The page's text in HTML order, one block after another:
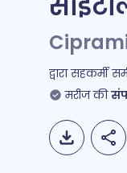
द्वारा सहकर्मी
मरीज की